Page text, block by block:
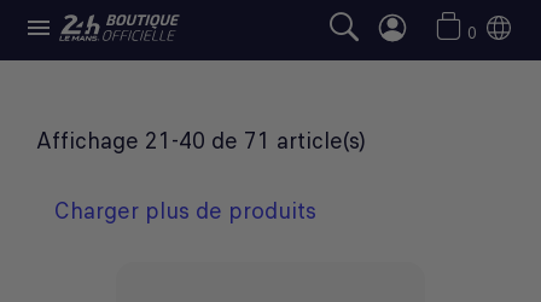
 0
SÉLECTION 24H LE MANS- PAGE 2
Affichage 21-40 de 71 article(s)
Charger plus de produits